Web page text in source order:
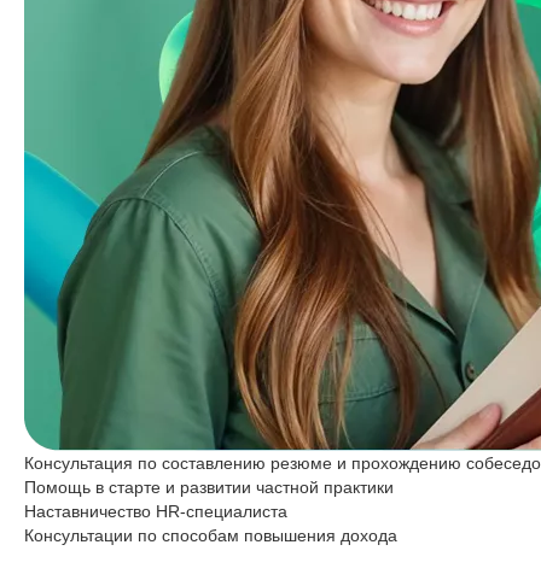
Консультация по составлению резюме и прохождению
Помощь в старте и развитии частной практики
Наставничество HR-специалиста
Консультации по способам повышения дохода